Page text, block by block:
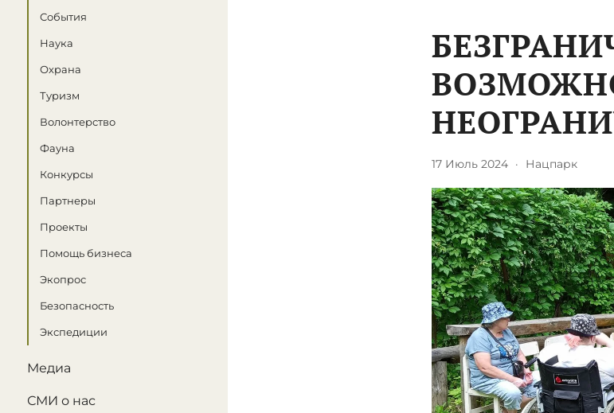
События
Наука
Охрана
Туризм
Волонтерство
Фауна
Конкурсы
Партнеры
Проекты
Помощь бизнеса
Экопрос
Безопасность
Экспедиции
Медиа
СМИ о нас
17 Июль 2024 · Нацпарк